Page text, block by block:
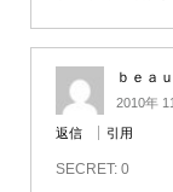
ｂｅａ
2010年
返信 引用
SECRET: 0